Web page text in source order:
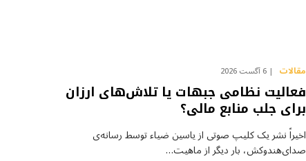
مقالات 6 آگست 2026
فعالیت نظامی جبهات یا تلاش‌های ارزان
برای جلب منابع مالی؟
اخیراً نشر یک کلیپ صوتی از یاسین ضیاء توسط رسانه‌ی
صدای‌هندوکش، بار دیگر از ماهیت…